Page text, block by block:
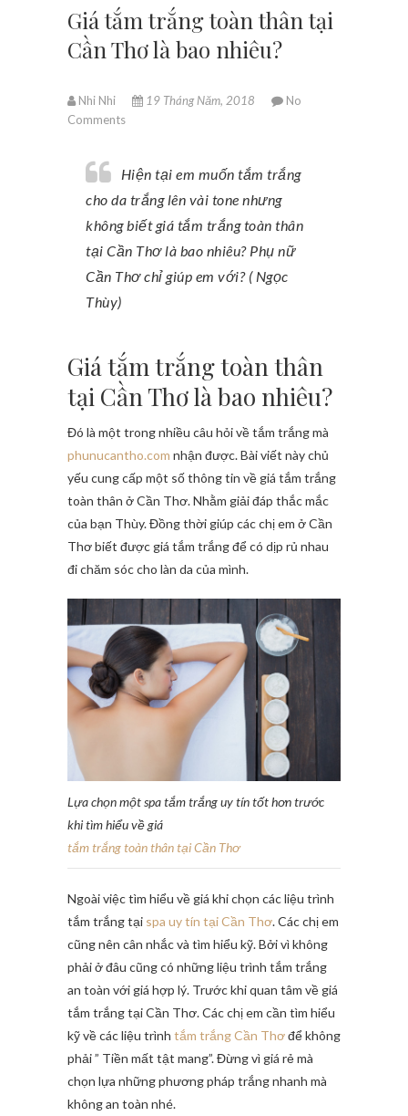
Giá tắm trắng toàn thân tại
Cần Thơ là bao nhiêu?
Nhi Nhi 19 Tháng Năm, 2018
No
Comments
Hiện tại em muốn tắm trắng
cho da trắng lên vài tone nhưng
không biết giá tắm trắng toàn thân
tại Cần Thơ là bao nhiêu? Phụ nữ
Cần Thơ chỉ giúp em với? ( Ngọc
Thùy)
Giá tắm trắng toàn thân
tại Cần Thơ là bao nhiêu?
Đó là một trong nhiều câu hỏi về tắm trắng mà
phunucantho.com nhận được. Bài viết này chủ
yếu cung cấp một số thông tin về giá tắm trắng
toàn thân ở Cần Thơ. Nhằm giải đáp thắc mắc
của bạn Thùy. Đồng thời giúp các chị em ở Cần
Thơ biết được giá tắm trắng để có dịp rủ nhau
đi chăm sóc cho làn da của mình.
Lựa chọn một spa tắm trắng uy tín tốt hơn trước
khi tìm hiểu về giá
tắm trắng toàn thân tại Cần Thơ
Ngoài việc tìm hiểu về giá khi chọn các liệu trình
tắm trắng tại spa uy tín tại Cần Thơ. Các chị em
cũng nên cân nhắc và tìm hiểu kỹ. Bởi vì không
phải ở đâu cũng có những liệu trình tắm trắng
an toàn với giá hợp lý. Trước khi quan tâm về giá
tắm trắng tại Cần Thơ. Các chị em cần tìm hiểu
kỹ về các liệu trình tắm trắng Cần Thơđể không
phải ” Tiền mất tật mang”. Đừng vì giá rẻ mà
chọn lựa những phương pháp trắng nhanh mà
không an toàn nhé.